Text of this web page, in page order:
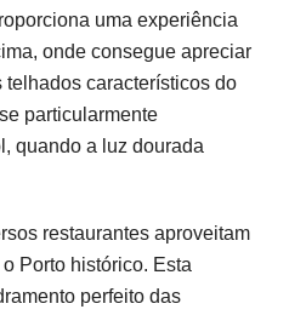
uma experiência
onde consegue apreciar
característicos do
particularmente
quando a luz dourada
restaurantes aproveitam
Porto histórico. Esta
perfeito das